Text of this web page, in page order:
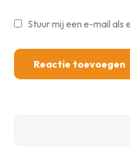
Stuur mij een e-mail als